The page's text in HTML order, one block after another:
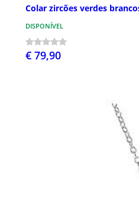
Colar zircões verdes
DISPONÍVEL
€ 79,90